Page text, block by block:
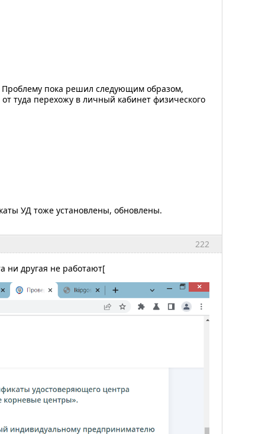
Проблему пока решил следующим образом,
туда перехожу в личный кабинет физического
УД тоже установлены, обновлены.
222
ни другая не работают[